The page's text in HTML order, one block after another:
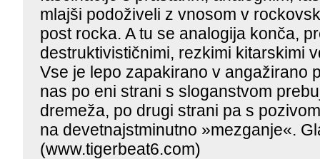
mlajši podoživeli z vnosom v
post rocka. A tu se analogija konča,
destruktivističnimi, rezkimi kitarskimi
Vse je lepo zapakirano v angažirano
nas po eni strani s sloganstvom
dremeža, po drugi strani pa s
na devetnajstminutno »mezganje«.
(www.tigerbeat6.com)